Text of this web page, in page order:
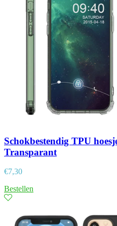
Schokbestendig TPU
Transparant
€7,30
Bestellen